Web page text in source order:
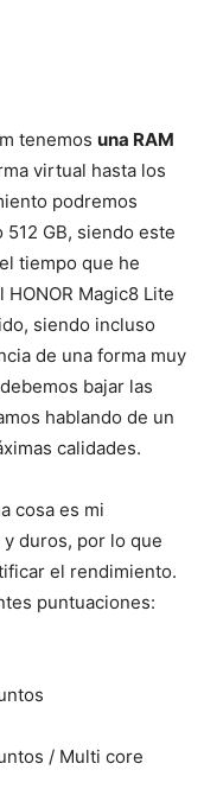
tenemos una RAM
virtual hasta los
podremos
GB, siendo este
tiempo que he
Magic8 Lite
siendo incluso
de una forma muy
bajar las
hablando de un
calidades.
cosa es mi
duros, por lo que
el rendimiento.
puntuaciones:
/ Multi core